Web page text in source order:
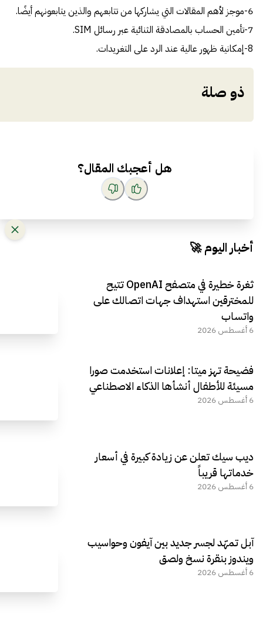
6-موجز لأهم المقالات التي يشاركها من تتابعهم والذين يتابعونهم أيضًا.
7-تأمين الحساب بالمصادقة الثنائية عبر رسائل SIM.
8-إمكانية ظهور عالية عند الرد على التغريدات.
ذو صلة
هل أعجبك المقال؟
أخبار اليوم 🚀
ثغرة خطيرة في متصفح OpenAI تتيح
للمخترقين استهداف جهات اتصالك على
واتساب
6 أغسطس 2026
فضيحة تهز ميتا: إعلانات استخدمت صورا
مسيئة للأطفال أنشأها الذكاء الاصطناعي
6 أغسطس 2026
ديب سيك تعلن عن زيادة كبيرة في أسعار
خدماتها قريباً
6 أغسطس 2026
آبل تمهّد لجسر جديد بين آيفون وحواسيب
ويندوز بنقرة نسخ ولصق
6 أغسطس 2026